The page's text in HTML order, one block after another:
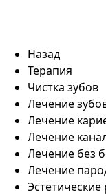
Назад
Терапия
Чистка зубов
Лечение
Лечение
Лечение
Лечение без
Лечение